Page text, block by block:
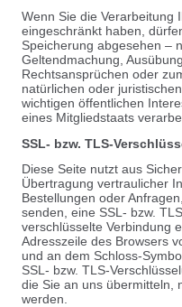
Wenn Sie die Verarbeitung
eingeschränkt haben,
Speicherung abgesehen –
Geltendmachung,
Rechtsansprüchen oder
natürlichen oder
wichtigen öffentlichen
eines Mitgliedstaats
SSL- bzw. TLS-
Diese Seite nutzt aus
Übertragung vertraulicher
Bestellungen oder
senden, eine SSL- bzw.
verschlüsselte Verbindung
Adresszeile des Browsers
und an dem Schloss-
SSL- bzw. TLS-
die Sie an uns übermitteln,
werden.